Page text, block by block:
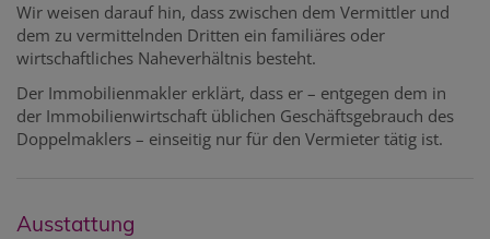
Wir weisen darauf hin, dass zwischen dem Vermittler und
dem zu vermittelnden Dritten ein familiäres oder
wirtschaftliches Naheverhältnis besteht.
Der Immobilienmakler erklärt, dass er – entgegen dem in
der Immobilienwirtschaft üblichen Geschäftsgebrauch des
Doppelmaklers – einseitig nur für den Vermieter tätig ist.
Ausstattung